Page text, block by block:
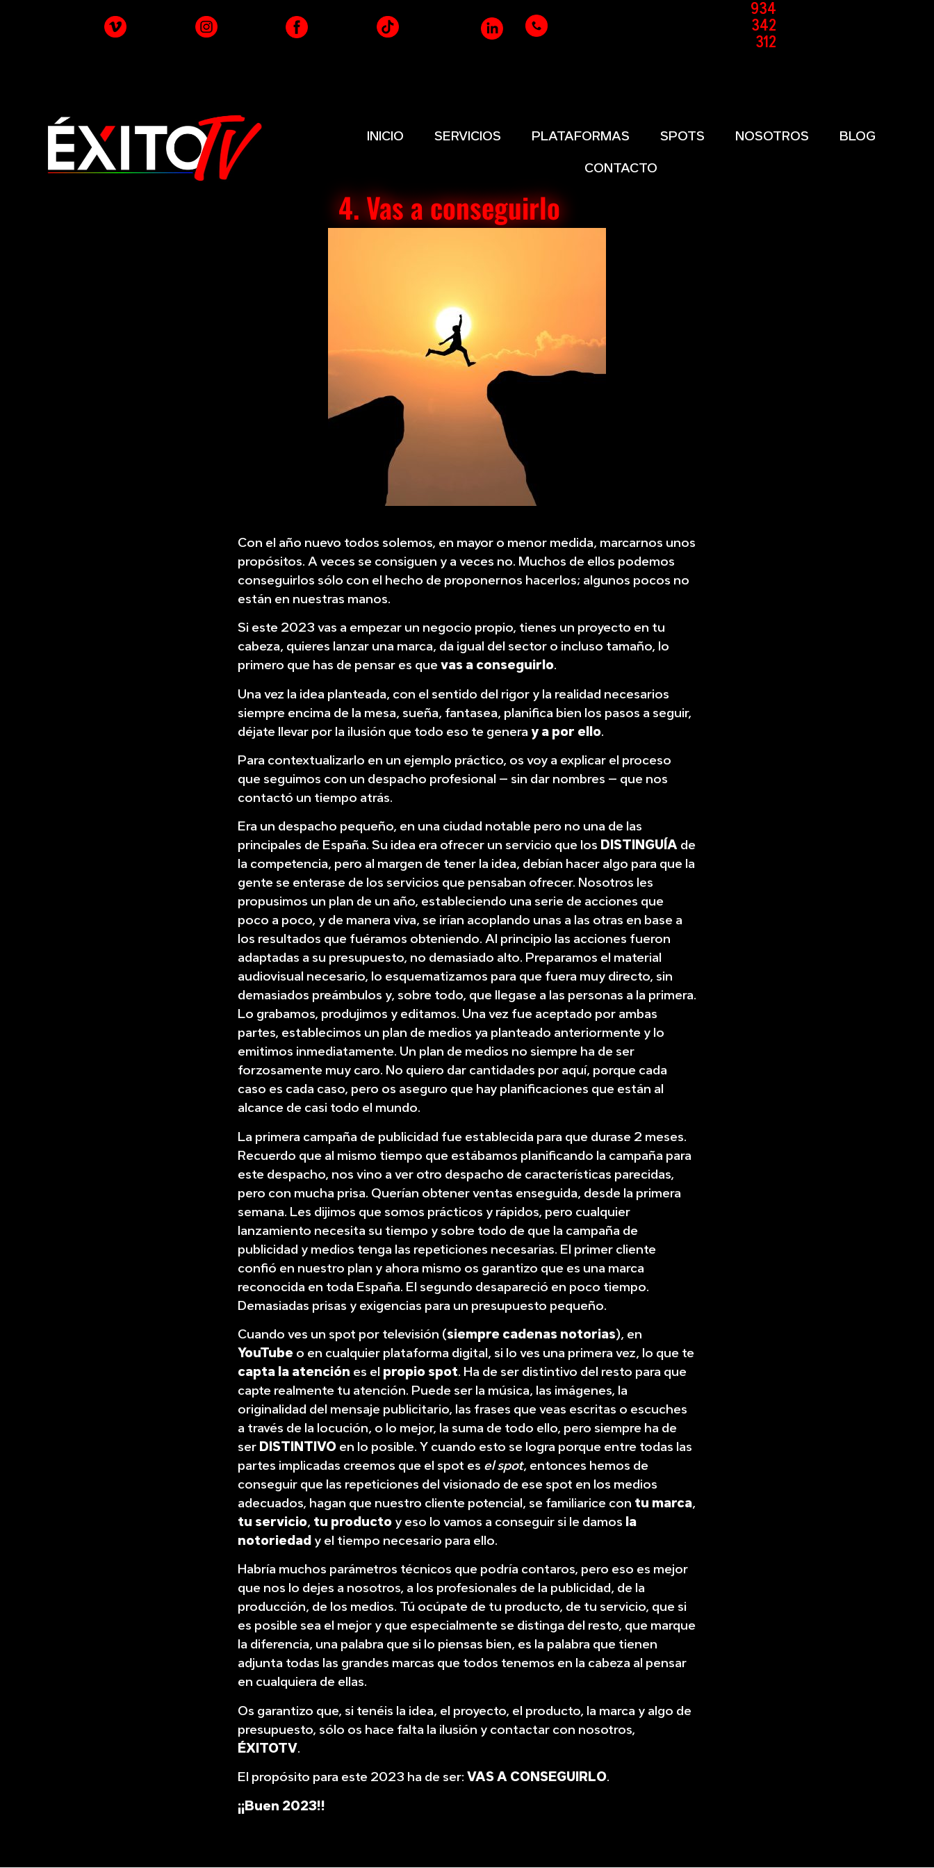
934
342
312
INICIO SERVICIOS PLATAFORMAS SPOTS NOSOTROS BLOG
CONTACTO
4. Vas a conseguirlo
Con el año nuevo todos solemos, en mayor o menor medida, marcarnos unos
propósitos. A veces se consiguen y a veces no. Muchos de ellos podemos
conseguirlos sólo con el hecho de proponernos hacerlos; algunos pocos no
están en nuestras manos.
Si este 2023 vas a empezar un negocio propio, tienes un proyecto en tu
cabeza, quieres lanzar una marca, da igual del sector o incluso tamaño, lo
primero que has de pensar es que vas a conseguirlo.
Una vez la idea planteada, con el sentido del rigor y la realidad necesarios
siempre encima de la mesa, sueña, fantasea, planifica bien los pasos a seguir,
déjate llevar por la ilusión que todo eso te genera y a por ello.
Para contextualizarlo en un ejemplo práctico, os voy a explicar el proceso
que seguimos con un despacho profesional – sin dar nombres – que nos
contactó un tiempo atrás.
Era un despacho pequeño, en una ciudad notable pero no una de las
principales de España. Su idea era ofrecer un servicio que los DISTINGUÍA de
la competencia, pero al margen de tener la idea, debían hacer algo para que la
gente se enterase de los servicios que pensaban ofrecer. Nosotros les
propusimos un plan de un año, estableciendo una serie de acciones que
poco a poco, y de manera viva, se irían acoplando unas a las otras en base a
los resultados que fuéramos obteniendo. Al principio las acciones fueron
adaptadas a su presupuesto, no demasiado alto. Preparamos el material
audiovisual necesario, lo esquematizamos para que fuera muy directo, sin
demasiados preámbulos y, sobre todo, que llegase a las personas a la primera.
Lo grabamos, produjimos y editamos. Una vez fue aceptado por ambas
partes, establecimos un plan de medios ya planteado anteriormente y lo
emitimos inmediatamente. Un plan de medios no siempre ha de ser
forzosamente muy caro. No quiero dar cantidades por aquí, porque cada
caso es cada caso, pero os aseguro que hay planificaciones que están al
alcance de casi todo el mundo.
La primera campaña de publicidad fue establecida para que durase 2 meses.
Recuerdo que al mismo tiempo que estábamos planificando la campaña para
este despacho, nos vino a ver otro despacho de características parecidas,
pero con mucha prisa. Querían obtener ventas enseguida, desde la primera
semana. Les dijimos que somos prácticos y rápidos, pero cualquier
lanzamiento necesita su tiempo y sobre todo de que la campaña de
publicidad y medios tenga las repeticiones necesarias. El primer cliente
confió en nuestro plan y ahora mismo os garantizo que es una marca
reconocida en toda España. El segundo desapareció en poco tiempo.
Demasiadas prisas y exigencias para un presupuesto pequeño.
Cuando ves un spot por televisión (siempre cadenas notorias), en
YouTube o en cualquier plataforma digital, si lo ves una primera vez, lo que te
capta la atención es el propio spot. Ha de ser distintivo del resto para que
capte realmente tu atención. Puede ser la música, las imágenes, la
originalidad del mensaje publicitario, las frases que veas escritas o escuches
a través de la locución, o lo mejor, la suma de todo ello, pero siempre ha de
ser DISTINTIVO en lo posible. Y cuando esto se logra porque entre todas las
partes implicadas creemos que el spot es el spot, entonces hemos de
conseguir que las repeticiones del visionado de ese spot en los medios
adecuados, hagan que nuestro cliente potencial, se familiarice con tu marca,
tu servicio, tu producto y eso lo vamos a conseguir si le damos la
notoriedad y el tiempo necesario para ello.
Habría muchos parámetros técnicos que podría contaros, pero eso es mejor
que nos lo dejes a nosotros, a los profesionales de la publicidad, de la
producción, de los medios. Tú ocúpate de tu producto, de tu servicio, que si
es posible sea el mejor y que especialmente se distinga del resto, que marque
la diferencia, una palabra que si lo piensas bien, es la palabra que tienen
adjunta todas las grandes marcas que todos tenemos en la cabeza al pensar
en cualquiera de ellas.
Os garantizo que, si tenéis la idea, el proyecto, el producto, la marca y algo de
presupuesto, sólo os hace falta la ilusión y contactar con nosotros,
ÉXITOTV.
El propósito para este 2023 ha de ser: VAS A CONSEGUIRLO.
¡¡Buen 2023!!